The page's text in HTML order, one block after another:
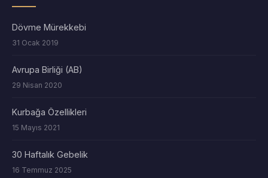
Dövme Mürekkebi
31 Ocak 2019
Avrupa Birliği (AB)
29 Nisan 2020
Kurbağa Özellikleri
15 Mayıs 2021
30 Haftalık Gebelik
16 Temmuz 2025